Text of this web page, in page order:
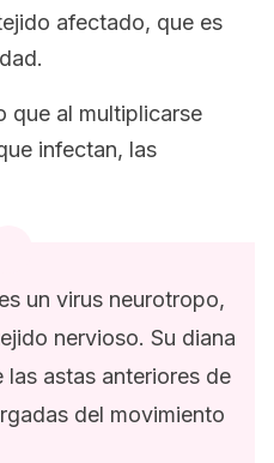
afectado, que es
que al multiplicarse
infectan, las
un virus neurotropo,
nervioso. Su diana
las astas anteriores de
del movimiento